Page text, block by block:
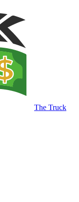
The Truck